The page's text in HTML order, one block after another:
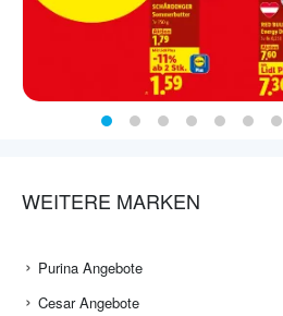
WEITERE MARKEN
Purina Angebote
Cesar Angebote